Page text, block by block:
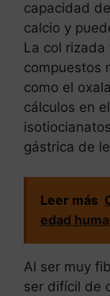
capacidad
calcio y
La col
compuestos
como el
cálculos en
gástrica de
Leer más
edad
Al ser muy
ser difícil de